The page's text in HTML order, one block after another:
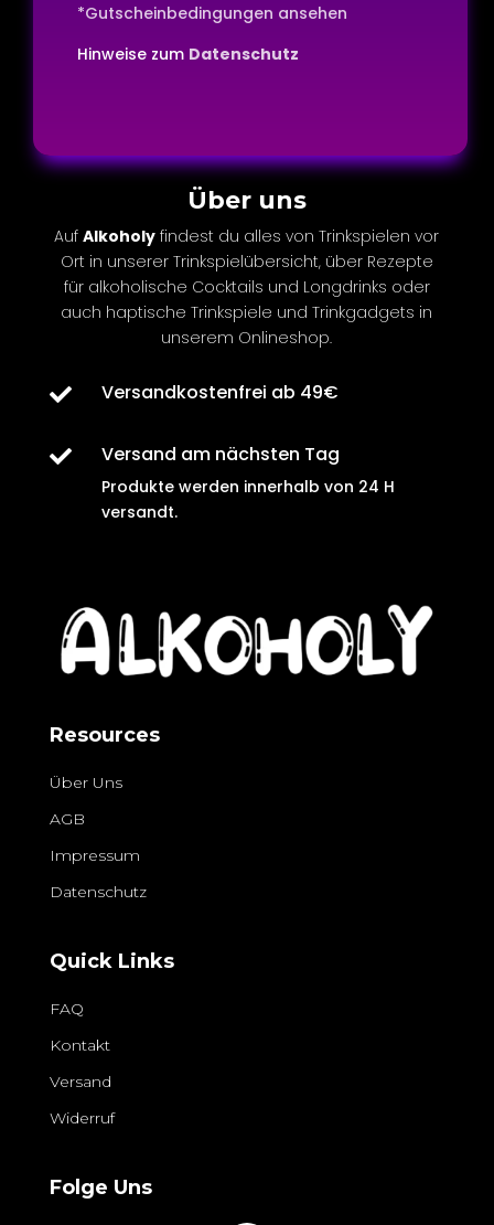
*Gutscheinbedingungen ansehen
Hinweise zum Datenschutz
Über uns
AufAlkoholy findest du alles von Trinkspielen vor
Ort in unserer Trinkspielübersicht, über Rezepte
für alkoholische Cocktails und Longdrinks oder
auch haptische Trinkspiele und Trinkgadgets in
unserem Onlineshop.
 Versandkostenfrei ab 49€
 Versand am nächsten Tag
Produkte werden innerhalb von 24 H
versandt.
Resources
Über Uns
AGB
Impressum
Datenschutz
Quick Links
FAQ
Kontakt
Versand
Widerruf
Folge Uns